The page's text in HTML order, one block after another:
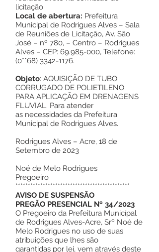
licitação
Local de abertura: Prefeitura
Municipal de Rodrigues Alves – Sala
de Reuniões de Licitação, Av. São
José – nº 780, – Centro – Rodrigues
Alves – CEP: 69.985-000, Telefone:
(0**68) 3342-1176.
Objeto: AQUISIÇÃO DE TUBO
CORRUGADO DE POLIETILENO
PARA APLICAÇÃO EM DRENAGENS
FLUVIAL. Para atender
as necessidades da Prefeitura
Municipal de Rodrigues Alves.
Rodrigues Alves – Acre, 18 de
Setembro de 2023
Noé de Melo Rodrigues
Pregoeiro
**********************************************
AVISO DE SUSPENSÃO
PREGÃO PRESENCIAL Nº 34/2023
O Pregoeiro da Prefeitura Municípal
de Rodrigues Alves-Acre, Srº Noé de
Melo Rodrigues no uso de suas
atribuições que lhes são
garantidas por lei, vem através deste